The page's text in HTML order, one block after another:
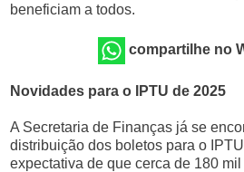
beneficiam a todos.
compartilhe no
Novidades para o IPTU de 2025
A Secretaria de Finanças já se
distribuição dos boletos para o
expectativa de que cerca de 180